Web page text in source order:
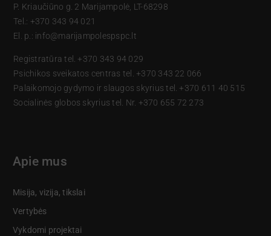
P. Kriaučiūno g. 2 Marijampolė, LT-68298
Tel.: +370 343 94 021
El. p.: info@marijampolespspc.lt
Registratūra tel. +370 343 94 029
Psichikos sveikatos centras tel. +370 343 22 066
Palaikomojo gydymo ir slaugos skyrius tel. +370 611 40 515
Socialinės globos skyrius tel. Nr. +370 655 72 273
Apie mus
Misija, vizija, tikslai
Vertybės
Vykdomi projektai